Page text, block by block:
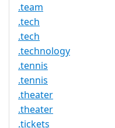
.team
.tech
.tech
.technology
.tennis
.tennis
.theater
.theater
.tickets